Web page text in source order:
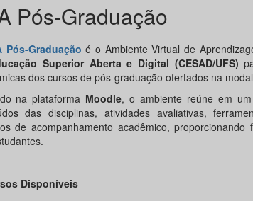
Pós-Graduação
Pós-Graduação é o Ambiente Virtual de
Superior Aberta e Digital (CESAD/UFS)
dos cursos de pós-graduação ofertados na
na plataforma Moodle, o ambiente reúne em
das disciplinas, atividades avaliativas,
de acompanhamento acadêmico, proporcionando
Disponíveis